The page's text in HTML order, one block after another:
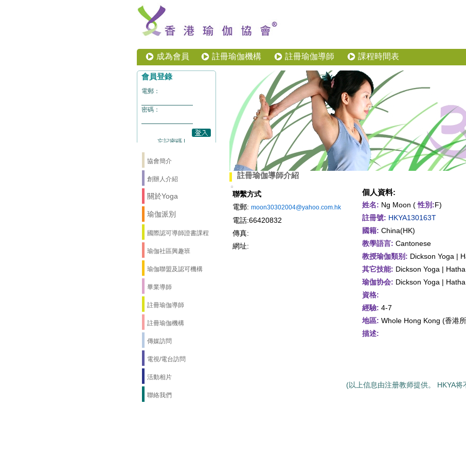
成為會員 註冊瑜伽機構 註冊瑜伽導師 課程時間表
協會簡介
創辦人介紹
關於Yoga
瑜伽派別
國際認可導師證書課程
瑜伽社區興趣班
瑜伽聯盟及認可機構
畢業導師
註冊瑜伽導師
註冊瑜伽機構
傳媒訪問
電視/電台訪問
活動相片
聯絡我們
註冊瑜伽導師介紹
聯繫方式
電郵: moon30302004@yahoo.com.hk
電話:66420832
傳真:
網址:
個人資料:
姓名: Ng Moon (性別:F)
註冊號: HKYA130163T
國籍: China(HK)
教學語言: Cantonese
教授瑜伽類别: Dickson Yoga |
其它技能: Dickson Yoga | Hatha
瑜伽协会: Dickson Yoga | Hatha
資格:
經驗: 4-7
地區: Whole Hong Kong (香港
描述:
(以上信息由注册教师提供。 HKYA